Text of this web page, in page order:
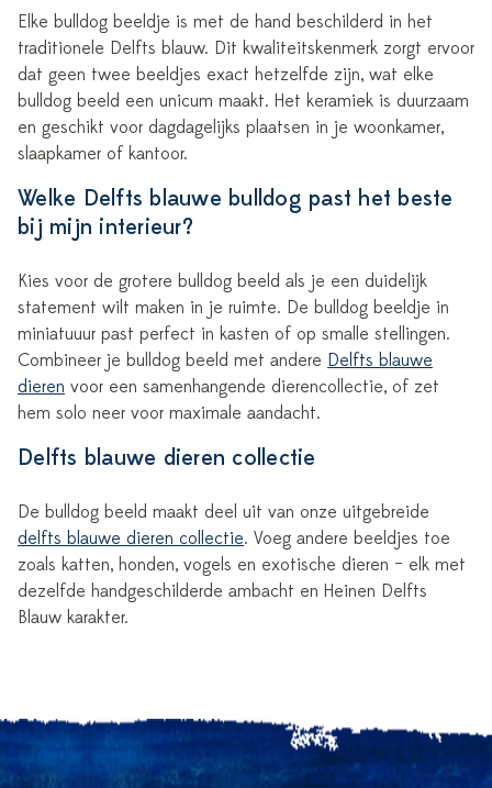
Elke bulldog beeldje is met de hand beschilderd in het
traditionele Delfts blauw. Dit kwaliteitskenmerk zorgt ervoor
dat geen twee beeldjes exact hetzelfde zijn, wat elke
bulldog beeld een unicum maakt. Het keramiek is duurzaam
en geschikt voor dagdagelijks plaatsen in je woonkamer,
slaapkamer of kantoor.
Welke Delfts blauwe bulldog past het beste
bij mijn interieur?
Kies voor de grotere bulldog beeld als je een duidelijk
statement wilt maken in je ruimte. De bulldog beeldje in
miniatuuur past perfect in kasten of op smalle stellingen.
Combineer je bulldog beeld met andere Delfts blauwe
dieren voor een samenhangende dierencollectie, of zet
hem solo neer voor maximale aandacht.
Delfts blauwe dieren collectie
De bulldog beeld maakt deel uit van onze uitgebreide
delfts blauwe dieren collectie. Voeg andere beeldjes toe
zoals katten, honden, vogels en exotische dieren – elk met
dezelfde handgeschilderde ambacht en Heinen Delfts
Blauw karakter.